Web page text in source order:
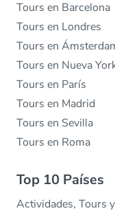
Tours en Barcelona
Tours en Londres
Tours en
Tours en Nueva
Tours en París
Tours en Madrid
Tours en Sevilla
Tours en Roma
Top 10 Países
Actividades, Tours